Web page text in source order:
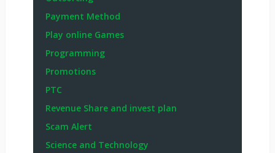
Payment Method
Play online Games
Programming
Promotions
PTC
Revenue Share and invest plan
Scam Alert
Science and Technology